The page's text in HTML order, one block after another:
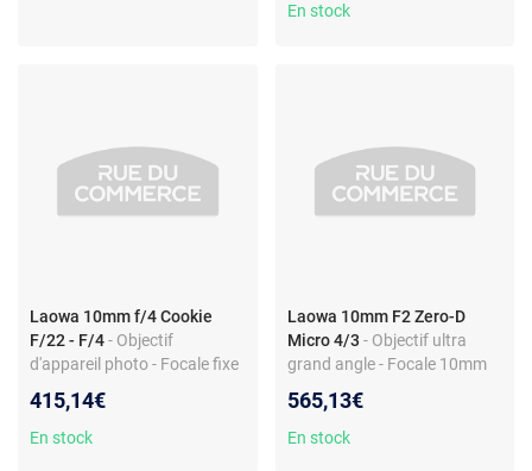
En stock
Laowa 10mm f/4 Cookie
F/22 - F/4- Objectif
d'appareil photo - Focale fixe
10 cm - 5 lamelles
415,14€
En stock
Laowa 10mm F2 Zero-D
Micro 4/3 - Objectif ultra
grand angle - Focale 10mm
Monture Micro 4/3
565,13€
En stock